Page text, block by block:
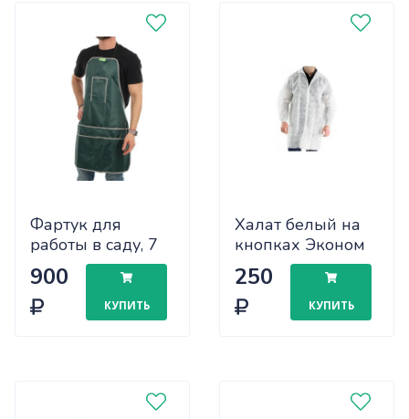
Фартук для
работы в саду, 7
карманов
6774982
900
КУПИТЬ
Халат белый на
кнопках Эконом
(рукава на
резинках)
дл.110см, размер
52-54 100/5
250
КУПИТЬ